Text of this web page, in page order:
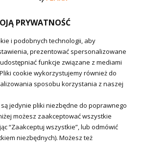
PRYWATNOŚĆ
i podobnych technologii, aby
prezentować spersonalizowane
funkcje związane z mediami
cookie wykorzystujemy również do
sposobu korzystania z naszej
są jedynie pliki niezbędne do poprawnego
możesz zaakceptować wszystkie
“Zaakceptuj wszystkie”, lub odmówić
niezbędnych). Możesz też